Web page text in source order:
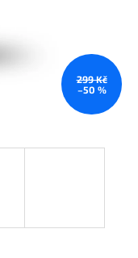
299 Kč
–50 %